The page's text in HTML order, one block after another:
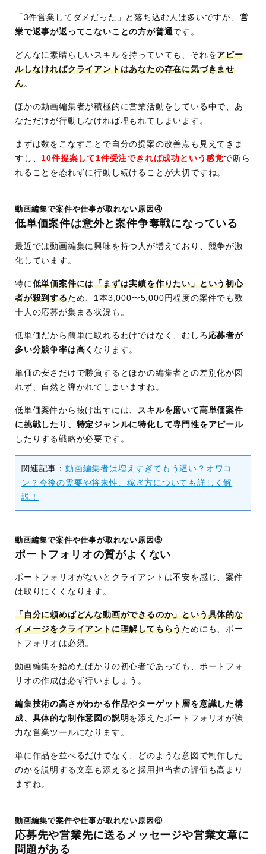
「3件営業してダメだった」と落ち込む人は多いですが、 営
業で返事が返ってこないことの方が普通です。
どんなに素晴らしいスキルを持っていても、それをアピー
ルしなければクライアントはあなたの存在に気づきませ
ん。
ほかの動画編集者が積極的に営業活動をしている中で、あ
なただけが行動しなければ埋もれてしまいます。
まずは数をこなすことで自分の提案の改善点も見えてきま
すし、10件提案して1件受注できれば成功という感覚で断ら
れることを恐れずに行動し続けることが大切ですね。
動画編集で案件や仕事が取れない原因④
低単価案件は意外と案件争奪戦になっている
最近では動画編集に興味を持つ人が増えており、競争が激
化しています。
特に低単価案件には「まずは実績を作りたい」という初心
者が殺到するため、1本3,000〜5,000円程度の案件でも数
十人の応募が集まる状況も。
低単価だから簡単に取れるわけではなく、むしろ 応募者が
多い分競争率は高く なります。
単価の安さだけで勝負するとほかの編集者との差別化が図
れず、自然と弾かれてしまいますね。
低単価案件から抜け出すには、 スキルを磨いて高単価案件
に挑戦したり、特定ジャンルに特化して専門性をアピール
したりする戦略が必要です。
関連記事： 動画編集者は増えすぎてもう遅い？オワコ
ン？今後の需要や将来性、稼ぎ方についても詳しく解
説！
動画編集で案件や仕事が取れない原因⑤
ポートフォリオの質がよくない
ポートフォリオがないとクライアントは不安を感じ、案件
は取りにくくなります。
「自分に頼めばどんな動画ができるのか」という具体的な
イメージをクライアントに理解してもらうためにも、ポー
トフォリオは必須。
動画編集を始めたばかりの初心者であっても、ポートフォ
リオの作成は必ず行いましょう。
編集技術の高さがわかる作品やターゲット層を意識した構
成、具体的な制作意図の説明 を添えたポートフォリオが強
力な営業ツールになります。
単に作品を並べるだけでなく、どのような意図で制作した
のかを説明する文章も添えると採用担当者の評価も高まり
ますね。
動画編集で案件や仕事が取れない原因⑥
応募先や営業先に送るメッセージや営業文章に
問題がある